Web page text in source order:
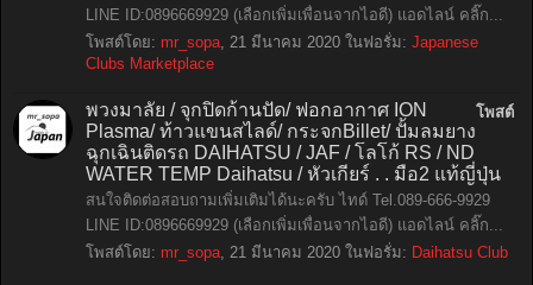
LINE ID:0896669929 (เลือกเพิ่มเพื่อนจากไอดี) แอดไลน์ คลิ๊ก...
โพสต์โดย: mr_sopa, 21 มีนาคม 2020 ในฟอรั่ม: Japanese
Clubs Marketplace
โพสต์
พวงมาลัย / จุกปิดก้านปัด/ ฟอกอากาศ ION
Plasma/ ท้าวแขนสไลด์/ กระจกBillet/ ปั้มลมยาง
ฉุกเฉินติดรถ DAIHATSU / JAF / โลโก้ RS / ND
WATER TEMP Daihatsu / หัวเกียร์ . . มือ2 แท้ญี่ปุ่น
สนใจติดต่อสอบถามเพิ่มเติมได้นะครับ ไทด์ Tel.089-666-9929
LINE ID:0896669929 (เลือกเพิ่มเพื่อนจากไอดี) แอดไลน์ คลิ๊ก...
โพสต์โดย: mr_sopa, 21 มีนาคม 2020 ในฟอรั่ม: Daihatsu Club